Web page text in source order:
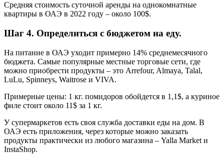
Средняя стоимость суточной аренды на однокомнатные
квартиры в ОАЭ в 2022 году – около 100$.
Шаг 4. Определиться с бюджетом на еду.
На питание в ОАЭ уходит примерно 14% среднемесячного
бюджета. Самые популярные местные торговые сети, где
можно приобрести продукты – это Arrefour, Almaya, Talal,
LuLu, Spinneys, Waitrose и VIVA.
Примерные цены: 1 кг. помидоров обойдется в 1,1$, а куриное
филе стоит около 11$ за 1 кг.
У супермаркетов есть своя служба доставки еды на дом. В
ОАЭ есть приложения, через которые можно заказать
продукты практически из любого магазина – Yalla Market и
InstaShop.